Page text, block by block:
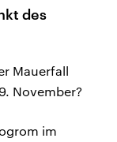
des
Mauerfall
November?
im